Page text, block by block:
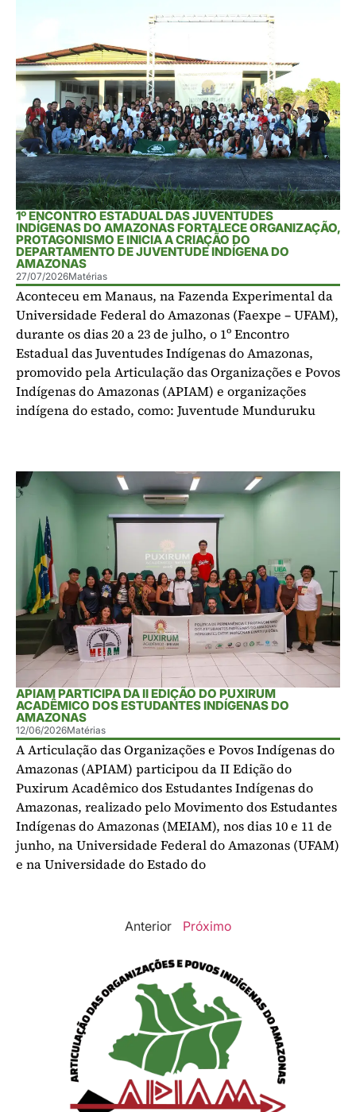
1º ENCONTRO ESTADUAL DAS JUVENTUDES
INDÍGENAS DO AMAZONAS FORTALECE ORGANIZAÇÃO,
PROTAGONISMO E INICIA A CRIAÇÃO DO
DEPARTAMENTO DE JUVENTUDE INDÍGENA DO
AMAZONAS
27/07/2026Matérias
Aconteceu em Manaus, na Fazenda Experimental da
Universidade Federal do Amazonas (Faexpe – UFAM),
durante os dias 20 a 23 de julho, o 1º Encontro
Estadual das Juventudes Indígenas do Amazonas,
promovido pela Articulação das Organizações e Povos
Indígenas do Amazonas (APIAM) e organizações
indígena do estado, como: Juventude Munduruku
APIAM PARTICIPA DA II EDIÇÃO DO PUXIRUM
ACADÊMICO DOS ESTUDANTES INDÍGENAS DO
AMAZONAS
12/06/2026Matérias
A Articulação das Organizações e Povos Indígenas do
Amazonas (APIAM) participou da II Edição do
Puxirum Acadêmico dos Estudantes Indígenas do
Amazonas, realizado pelo Movimento dos Estudantes
Indígenas do Amazonas (MEIAM), nos dias 10 e 11 de
junho, na Universidade Federal do Amazonas (UFAM)
e na Universidade do Estado do
Anterior Próximo